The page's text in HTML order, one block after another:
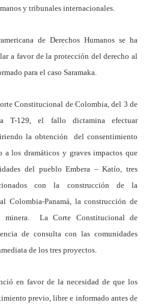
y tribunales internacionales.
de Derechos Humanos se ha
a favor de la protección del derecho al
para el caso Saramaka.
Constitucional de Colombia,del 3 de
T-129, el fallo dictamina efectuar
la obtención del consentimiento
los dramáticos y graves impactos que
del pueblo Embera – Katío, tres
con la construcción de la
Colombia-Panamá, la construcción de
minera. La Corte Constitucional de
de consulta con las comunidades
de los tres proyectos.
en favor de la necesidad de que los
previo, libre e informado antes de